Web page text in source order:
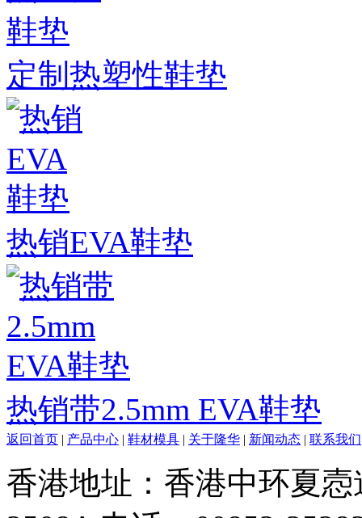
定制热塑性鞋垫
热销EVA鞋垫
热销带2.5mm EVA鞋垫
返回首页 | 产品中心 | 鞋材模具 | 关于隆华 | 新闻动态 | 联系我们
香港地址：香港中环夏